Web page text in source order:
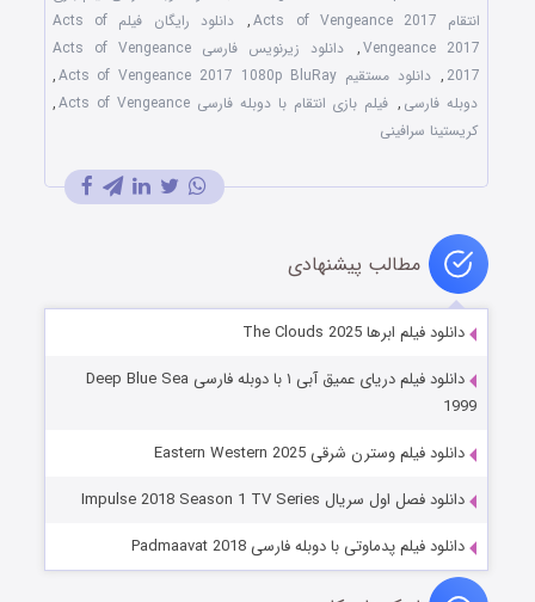
انتقام Acts of Vengeance 2017
,
دانلود رایگان فیلم Acts of
Vengeance 2017
,
دانلود زیرنویس فارسی Acts of Vengeance
2017
, دانلود مستقیم Acts of Vengeance 2017 1080p BluRay
,
دوبله فارسی , فیلم بازی انتقام با دوبله فارسی Acts of Vengeance
,
کریستینا سرافینی
مطالب پیشنهادی
دانلود فیلم ابرها The Clouds 2025
دانلود فیلم دریای عمیق آبی ۱ با دوبله فارسی Deep Blue Sea
1999
دانلود فیلم وسترن شرقی Eastern Western 2025
دانلود فصل اول سریال Impulse 2018 Season 1 TV Series
دانلود فیلم پدماوتی با دوبله فارسی Padmaavat 2018